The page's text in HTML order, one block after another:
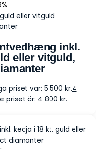
inkl.
eller vitguld,
priset var: 5 500 kr.4
priset är: 4 800 kr.